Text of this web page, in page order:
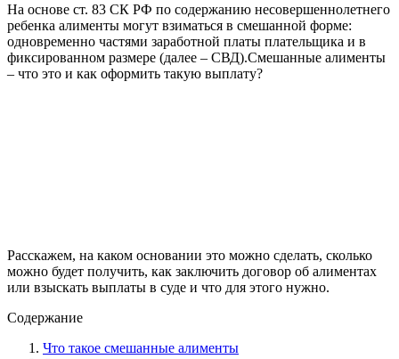
На основе ст. 83 СК РФ по содержанию несовершеннолетнего
ребенка алименты могут взиматься в смешанной форме:
одновременно частями заработной платы плательщика и в
фиксированном размере (далее – СВД).Смешанные алименты
– что это и как оформить такую выплату?
Расскажем, на каком основании это можно сделать, сколько
можно будет получить, как заключить договор об алиментах
или взыскать выплаты в суде и что для этого нужно.
Содержание
Что такое смешанные алименты